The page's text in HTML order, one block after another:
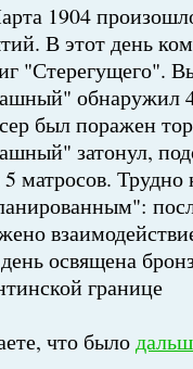
1904
В этот день
"Стерегущего".
обнаружил
был поражен
затонул,
матросов. Трудно
освящена
границе
что было